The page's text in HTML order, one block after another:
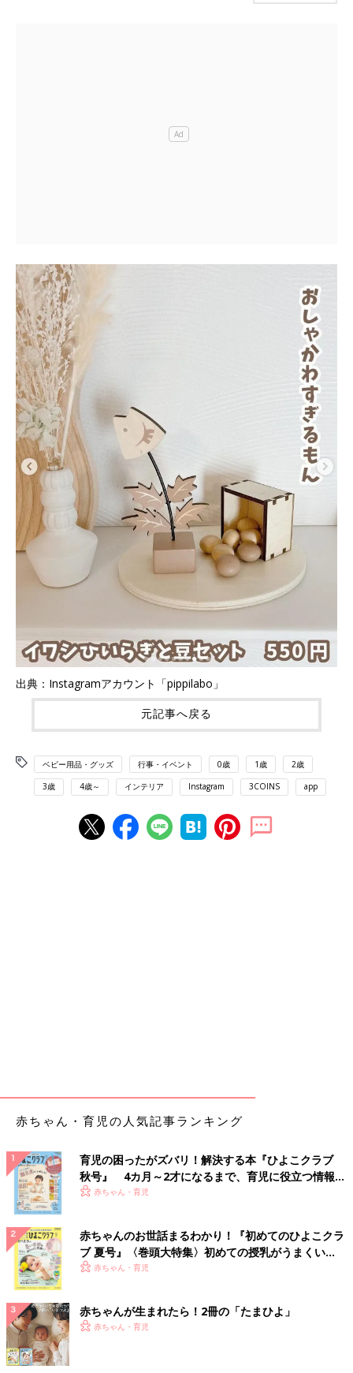
出典：Instagramアカウント「pippilabo」
元記事へ戻る
ベビー用品・グッズ 行事・イベント 0歳 1歳 2歳
3歳 4歳～ インテリア Instagram 3COINS app
赤ちゃん・育児の人気記事ランキング
育児の困ったがズバリ！解決する本『ひよこクラブ
秋号』 4カ月～2才になるまで、育児に役立つ情報が
いっぱい！
赤ちゃん・育児
赤ちゃんのお世話まるわかり！『初めてのひよこクラ
ブ 夏号』〈巻頭大特集〉初めての授乳がうまくい
く！ おっぱい・ミルクの基本と夏のトラブル 解決テ
赤ちゃん・育児
赤ちゃんが生まれたら！2冊の「たまひよ」
赤ちゃん・育児